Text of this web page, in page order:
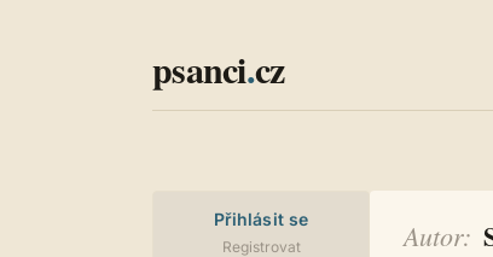
psanci.cz
Přihlásit se
Registrovat Autor